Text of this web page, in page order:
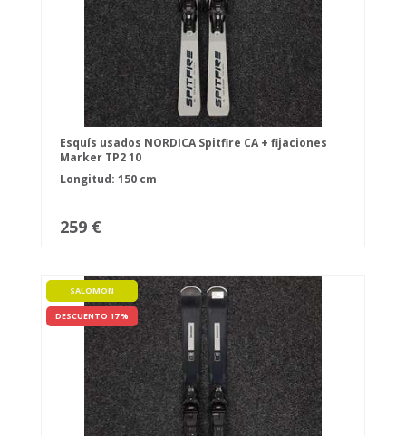
Esquís usados NORDICA Spitfire CA + fijaciones
Marker TP2 10
Longitud: 150 cm
259 €
SALOMON
DESCUENTO 17 %